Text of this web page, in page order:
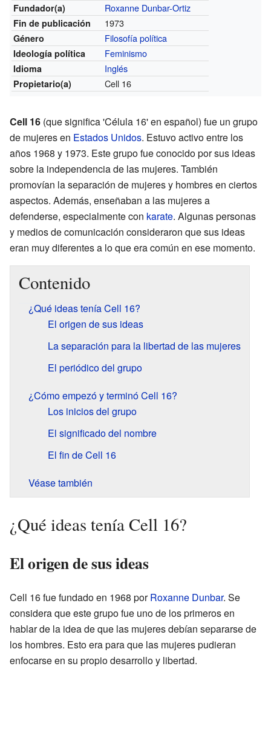
Fundador(a) Roxanne Dunbar-Ortiz
Fin de publicación 1973
Género Filosofía política
Ideología política Feminismo
Idioma Inglés
Propietario(a) Cell 16
Cell 16 (que significa 'Célula 16' en español) fue un grupo
de mujeres en Estados Unidos. Estuvo activo entre los
años 1968 y 1973. Este grupo fue conocido por sus ideas
sobre la independencia de las mujeres. También
promovían la separación de mujeres y hombres en ciertos
aspectos. Además, enseñaban a las mujeres a
defenderse, especialmente con karate. Algunas personas
y medios de comunicación consideraron que sus ideas
eran muy diferentes a lo que era común en ese momento.
Contenido
¿Qué ideas tenía Cell 16?
El origen de sus ideas
La separación para la libertad de las mujeres
El periódico del grupo
¿Cómo empezó y terminó Cell 16?
Los inicios del grupo
El significado del nombre
El fin de Cell 16
Véase también
¿Qué ideas tenía Cell 16?
El origen de sus ideas
Cell 16 fue fundado en 1968 porRoxanne Dunbar. Se
considera que este grupo fue uno de los primeros en
hablar de la idea de que las mujeres debían separarse de
los hombres. Esto era para que las mujeres pudieran
enfocarse en su propio desarrollo y libertad.